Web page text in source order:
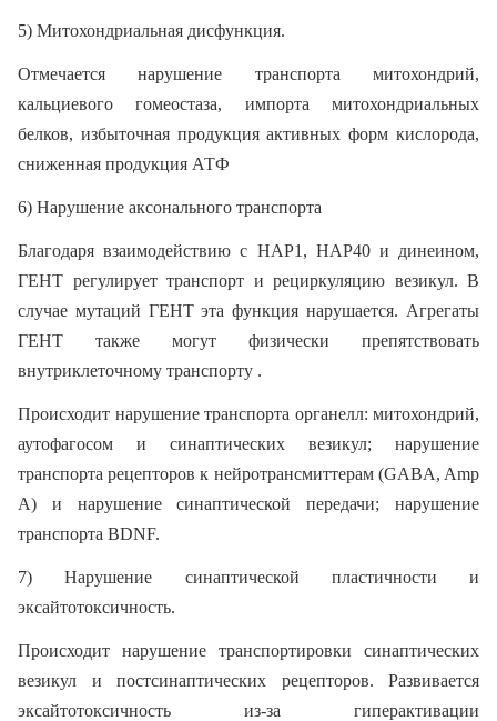
5) Митохондриальная дисфункция.
Отмечается нарушение транспорта митохондрий,
кальциевого гомеостаза, импорта митохондриальных
белков, избыточная продукция активных форм кислорода,
сниженная продукция АТФ
6) Нарушение аксонального транспорта
Благодаря взаимодействию с HAP1, HAP40 и динеином,
ГЕНТ регулирует транспорт и рециркуляцию везикул. В
случае мутаций ГЕНТ эта функция нарушается. Агрегаты
ГЕНТ также могут физически препятствовать
внутриклеточному транспорту .
Происходит нарушение транспорта органелл: митохондрий,
аутофагосом и синаптических везикул; нарушение
транспорта рецепторов к нейротрансмиттерам (GABA, Amp
A) и нарушение синаптической передачи; нарушение
транспорта BDNF.
7) Нарушение синаптической пластичности и
эксайтотоксичность.
Происходит нарушение транспортировки синаптических
везикул и постсинаптических рецепторов. Развивается
эксайтотоксичность из-за гиперактивации